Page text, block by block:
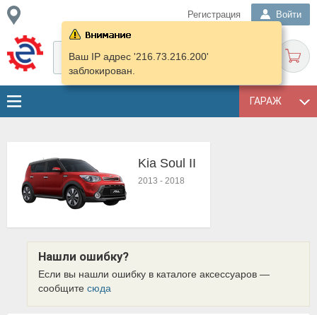
Регистрация Войти
ГАРАЖ
Ваш IP адрес '216.73.216.200'
заблокирован.
Kia Soul II
2013 - 2018
Нашли ошибку?
Если вы нашли ошибку в каталоге аксессуаров —
сообщите сюда